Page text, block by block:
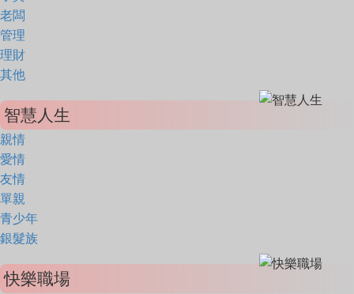
老闆
管理
理財
其他
智慧人生
親情
愛情
友情
單親
青少年
銀髮族
快樂職場